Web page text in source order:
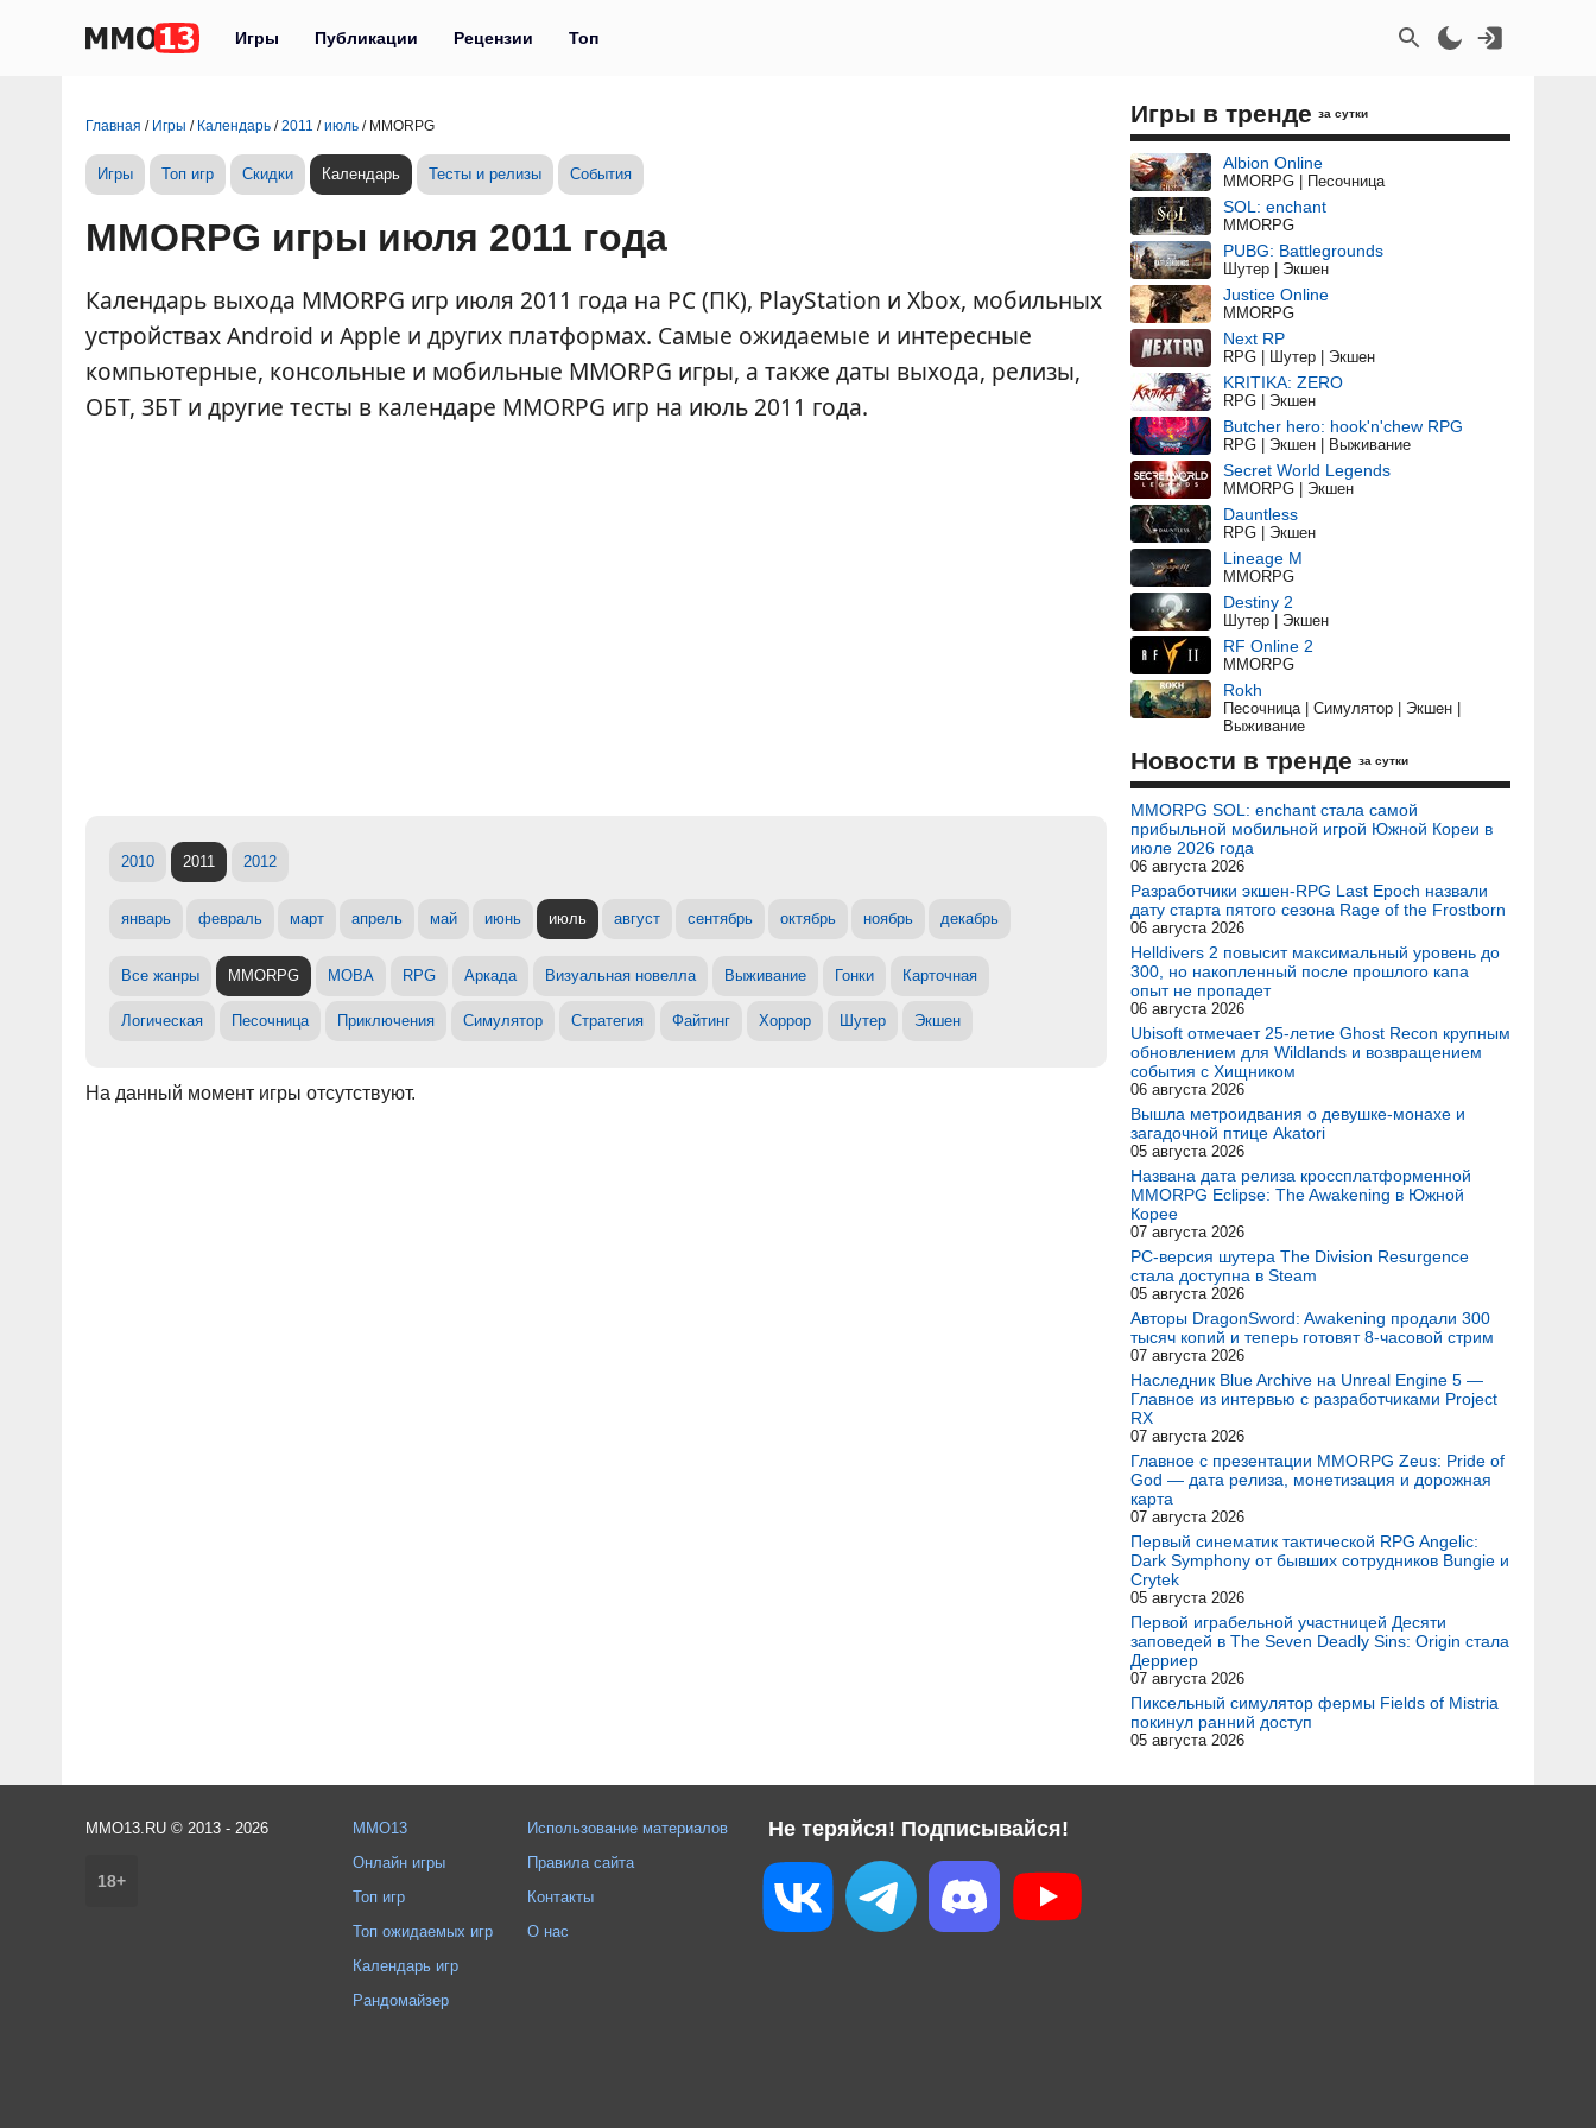
Игры Публикации Рецензии Топ
Главная / Игры / Календарь /2011 /июль / MMORPG
Игры Топ игр Скидки Календарь Тесты и релизы События
MMORPG игры июля 2011 года
Календарь выхода MMORPG игр июля 2011 года на PC (ПК), PlayStation и Xbox, мобильных
устройствах Android и Apple и других платформах. Самые ожидаемые и интересные
компьютерные, консольные и мобильные MMORPG игры, а также даты выхода, релизы,
ОБТ, ЗБТ и другие тесты в календаре MMORPG игр на июль 2011 года.
2010 2011 2012
январь февраль март апрель май июнь июль август сентябрь октябрь ноябрь декабрь
Все жанры MMORPG MOBA RPG Аркада Визуальная новелла Выживание Гонки Карточная
Логическая Песочница Приключения Симулятор Стратегия Файтинг Хоррор Шутер Экшен
На данный момент игры отсутствуют.
Игры в тренде за сутки
Albion Online
MMORPG | Песочница
SOL: enchant
MMORPG
PUBG: Battlegrounds
Шутер | Экшен
Justice Online
MMORPG
Next RP
RPG | Шутер | Экшен
KRITIKA: ZERO
RPG | Экшен
Butcher hero: hook'n'chew RPG
RPG | Экшен | Выживание
Secret World Legends
MMORPG | Экшен
Dauntless
RPG | Экшен
Lineage M
MMORPG
Destiny 2
Шутер | Экшен
RF Online 2
MMORPG
Rokh
Песочница | Симулятор | Экшен |
Выживание
Новости в тренде за сутки
MMORPG SOL: enchant стала самой
прибыльной мобильной игрой Южной Кореи в
июле 2026 года
06 августа 2026
Разработчики экшен-RPG Last Epoch назвали
дату старта пятого сезона Rage of the Frostborn
06 августа 2026
Helldivers 2 повысит максимальный уровень до
300, но накопленный после прошлого капа
опыт не пропадет
06 августа 2026
Ubisoft отмечает 25-летие Ghost Recon крупным
обновлением для Wildlands и возвращением
события с Хищником
06 августа 2026
Вышла метроидвания о девушке-монахе и
загадочной птице Akatori
05 августа 2026
Названа дата релиза кроссплатформенной
MMORPG Eclipse: The Awakening в Южной
Корее
07 августа 2026
PC-версия шутера The Division Resurgence
стала доступна в Steam
05 августа 2026
Авторы DragonSword: Awakening продали 300
тысяч копий и теперь готовят 8-часовой стрим
07 августа 2026
Наследник Blue Archive на Unreal Engine 5 —
Главное из интервью с разработчиками Project
RX
07 августа 2026
Главное с презентации MMORPG Zeus: Pride of
God — дата релиза, монетизация и дорожная
карта
07 августа 2026
Первый синематик тактической RPG Angelic:
Dark Symphony от бывших сотрудников Bungie и
Crytek
05 августа 2026
Первой играбельной участницей Десяти
заповедей в The Seven Deadly Sins: Origin стала
Дерриер
07 августа 2026
Пиксельный симулятор фермы Fields of Mistria
покинул ранний доступ
05 августа 2026
Не теряйся! Подписывайся!
MMO13.RU © 2013 - 2026
18+
MMO13
Онлайн игры
Топ игр
Топ ожидаемых игр
Календарь игр
Рандомайзер
Использование материалов
Правила сайта
Контакты
О нас